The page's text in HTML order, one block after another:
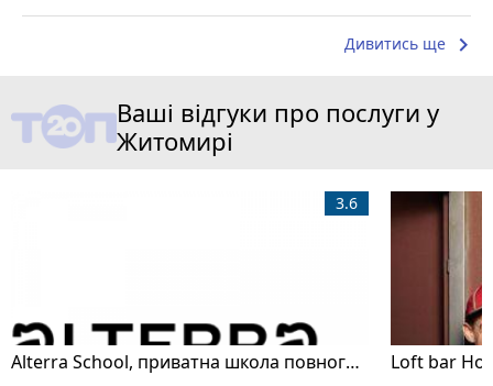
Дивитись ще keyboard_arrow_right
Ваші відгуки про послуги у
Житомирі
Alterra School, приватна школа повного дня
3.6
Loft bar